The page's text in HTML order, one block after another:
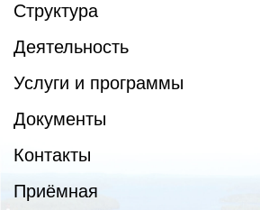
Структура
Деятельность
Услуги и программы
Документы
Контакты
Приёмная